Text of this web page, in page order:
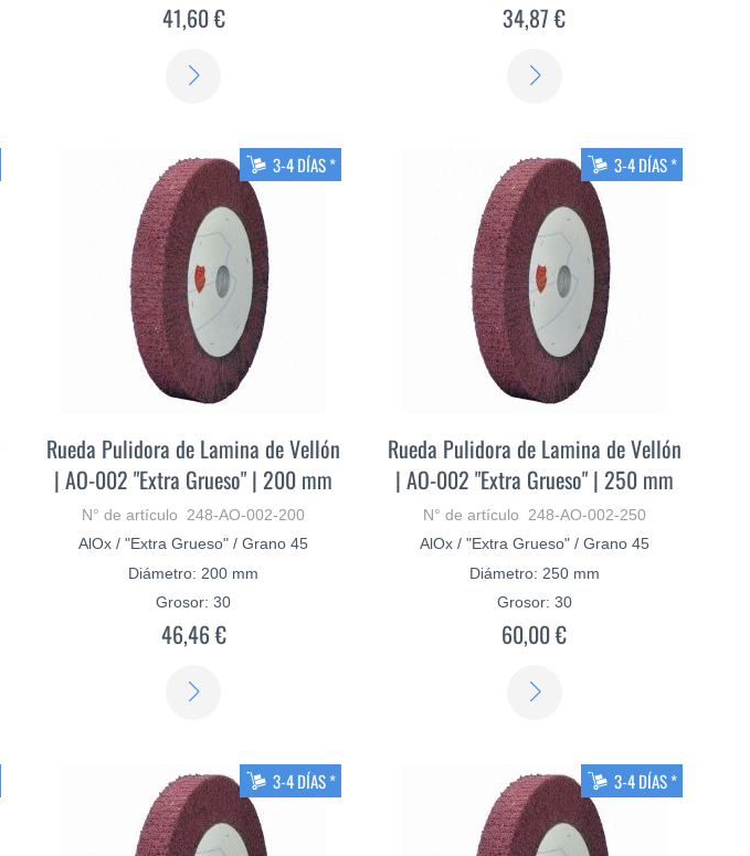
41,60 € 34,87 €
3-4 DÍAS *
Rueda Pulidora de Lamina de Vellón
| AO-002 "Extra Grueso" | 200 mm
N° de artículo 248-AO-002-200
AlOx / "Extra Grueso" / Grano 45
Diámetro: 200 mm
Grosor: 30
46,46 €
3-4 DÍAS *
Rueda Pulidora de Lamina de Vellón
| AO-002 "Extra Grueso" | 250 mm
N° de artículo 248-AO-002-250
AlOx / "Extra Grueso" / Grano 45
Diámetro: 250 mm
Grosor: 30
60,00 €
3-4 DÍAS * 3-4 DÍAS *